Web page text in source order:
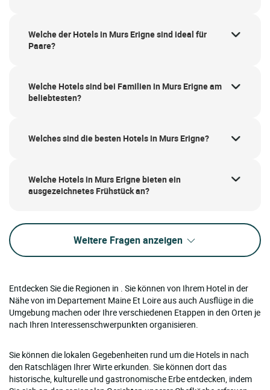
Welche der Hotels in Murs Erigne sind ideal für
Paare?
Welche Hotels sind bei Familien in Murs Erigne am
beliebtesten?
Welches sind die besten Hotels in Murs Erigne?
Welche Hotels in Murs Erigne bieten ein
ausgezeichnetes Frühstück an?
Weitere Fragen anzeigen
Entdecken Sie die Regionen in . Sie können von Ihrem Hotel in der
Nähe von im Departement Maine Et Loire aus auch Ausflüge in die
Umgebung machen oder Ihre verschiedenen Etappen in den Orten je
nach Ihren Interessenschwerpunkten organisieren.
Sie können die lokalen Gegebenheiten rund um die Hotels in nach
den Ratschlägen Ihrer Wirte erkunden. Sie können dort das
historische, kulturelle und gastronomische Erbe entdecken, indem